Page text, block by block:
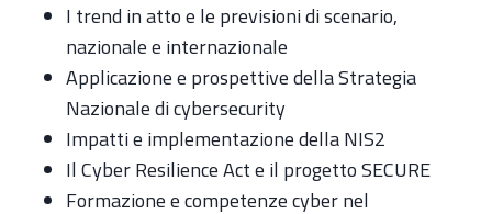
I trend in atto e le previsioni di scenario,
nazionale e internazionale
Applicazione e prospettive della Strategia
Nazionale di cybersecurity
Impatti e implementazione della NIS2
Il Cyber Resilience Act e il progetto SECURE
Formazione e competenze cyber nel